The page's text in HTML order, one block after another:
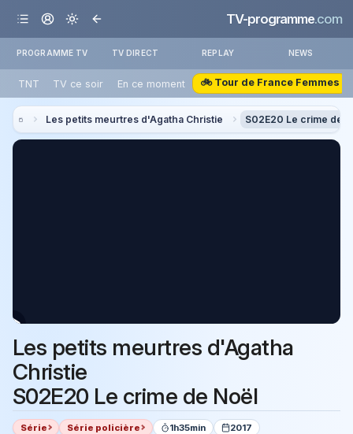
TV-programme.com
PROGRAMME TV TV DIRECT REPLAY NEWS
TNT TV ce soir En ce moment 🚲 Tour de France Femmes
Les petits meurtres d'Agatha Christie S02E20 Le crime de
Les petits meurtres d'Agatha
Christie
S02E20 Le crime de Noël
Série Série policière 1h35min
2017